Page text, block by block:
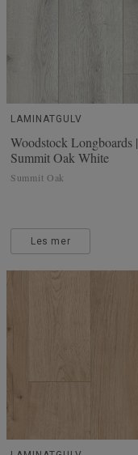
LAMINATGULV
Woodstock Longboards |
Summit Oak White
Summit Oak
Les mer